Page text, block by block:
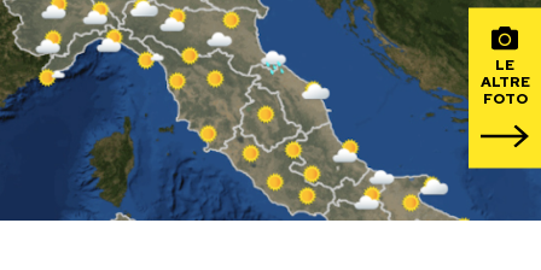
PODCAST
NEWSLETTER
LE
ALTRE
FOTO